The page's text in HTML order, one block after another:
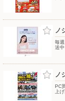
ノ
毎
送中
ノ
PC
上